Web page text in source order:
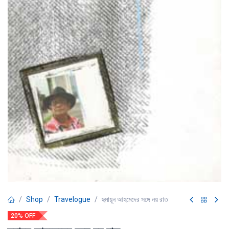
Shop Travelogue হুমায়ূন আহমেদের সঙ্গে নয় রাত
20% OFF